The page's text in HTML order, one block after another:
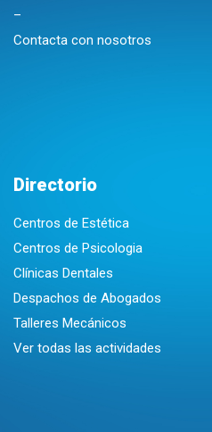
–
Contacta con nosotros
Directorio
Centros de Estética
Centros de Psicologia
Clínicas Dentales
Despachos de Abogados
Talleres Mecánicos
Ver todas las actividades